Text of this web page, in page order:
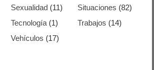
Sexualidad (11) Situaciones (82)
Tecnología (1) Trabajos (14)
Vehículos (17)